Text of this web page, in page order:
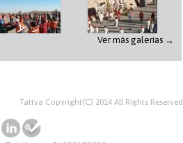
Ver más galerías →
Tattva Copyright(C) 2014 All Rights Reserved